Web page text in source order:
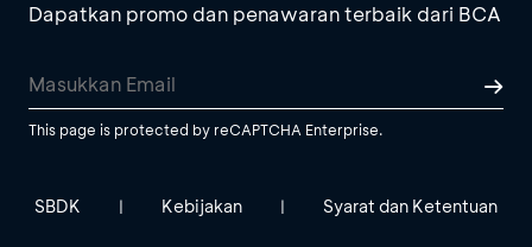
Dapatkan promo dan penawaran terbaik dari BCA
This page is protected by reCAPTCHA Enterprise.
SBDK | Kebijakan | Syarat dan Ketentuan